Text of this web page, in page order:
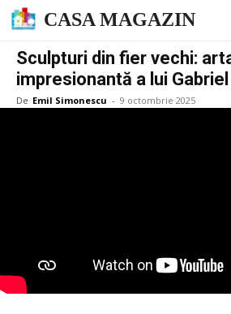
CASA MAGAZIN
Sculpturi din fier vechi:
impresionantă a lui Gabriel
De Emil Simonescu - 9 octombrie 2025